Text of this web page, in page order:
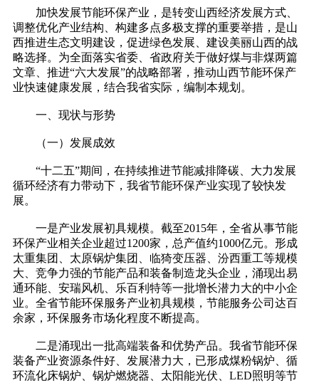
加快发展节能环保产业，是转变山西经济发展方式、
调整优化产业结构、构建多点多极支撑的重要举措，是山
西推进生态文明建设，促进绿色发展、建设美丽山西的战
略选择。为全面落实省委、省政府关于做好煤与非煤两篇
文章、推进“六大发展”的战略部署，推动山西节能环保产
业快速健康发展，结合我省实际，编制本规划。
一、现状与形势
（一）发展成效
“十二五”期间，在持续推进节能减排降碳、大力发展
循环经济有力带动下，我省节能环保产业实现了较快发
展。
一是产业发展初具规模。截至2015年，全省从事节能
环保产业相关企业超过1200家，总产值约1000亿元。形成
太重集团、太原锅炉集团、临猗变压器、汾西重工等规模
大、竞争力强的节能产品和装备制造龙头企业，涌现出易
通环能、安瑞风机、乐百利特等一批增长潜力大的中小企
业。全省节能环保服务产业初具规模，节能服务公司达百
余家，环保服务市场化程度不断提高。
二是涌现出一批高端装备和优势产品。我省节能环保
装备产业资源条件好、发展潜力大，已形成煤粉锅炉、循
环流化床锅炉、锅炉燃烧器、太阳能光伏、LED照明等节